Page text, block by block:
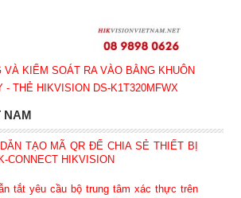
VÀ KIỂM SOÁT RA VÀO BẰNG KHUÔN
- THẺ HIKVISION DS-K1T320MFWX
NAM
TẠO MÃ QR ĐỂ CHIA SẺ THIẾT BỊ
CONNECT HIKVISION
tắt yêu cầu bộ trung tâm xác thực trên